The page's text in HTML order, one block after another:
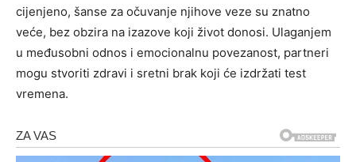
cijenjeno, šanse za očuvanje njihove veze su znatno
veće, bez obzira na izazove koji život donosi. Ulaganjem
u međusobni odnos i emocionalnu povezanost, partneri
mogu stvoriti zdravi i sretni brak koji će izdržati test
vremena.